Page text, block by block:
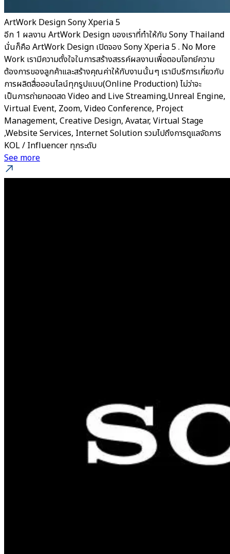
ArtWork Design Sony Xperia 5
อีก 1 ผลงาน ArtWork Design ของเราที่ทำให้กับ Sony Thailand
นั่นก็คือ ArtWork Design เปิดจอง Sony Xperia 5 . No More
Work เรามีความตั้งใจในการสร้างสรรค์ผลงานเพื่อตอบโจทย์ความ
ต้องการของลูกค้าและสร้างคุณค่าให้กับงานนั้นๆ เรามีบริการเกี่ยวกับ
การผลิตสื่อออนไลน์ทุกรูปแบบ(Online Production) ไม่ว่าจะ
เป็นการถ่ายทอดสด Video and Live Streaming,Unreal Engine,
Virtual Event, Zoom, Video Conference, Project
Management, Creative Design, Avatar, Virtual Stage
,Website Services, Internet Solution รวมไปถึงการดูแลจัดการ
KOL / Influencer ทุกระดับ
See more